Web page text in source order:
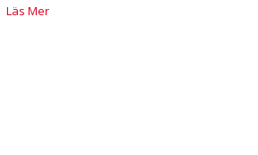
Läs Mer